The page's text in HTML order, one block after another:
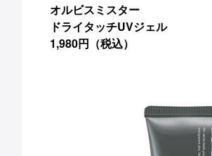
オルビスミスター
ドライタッチUVジェル
1,980円（税込）